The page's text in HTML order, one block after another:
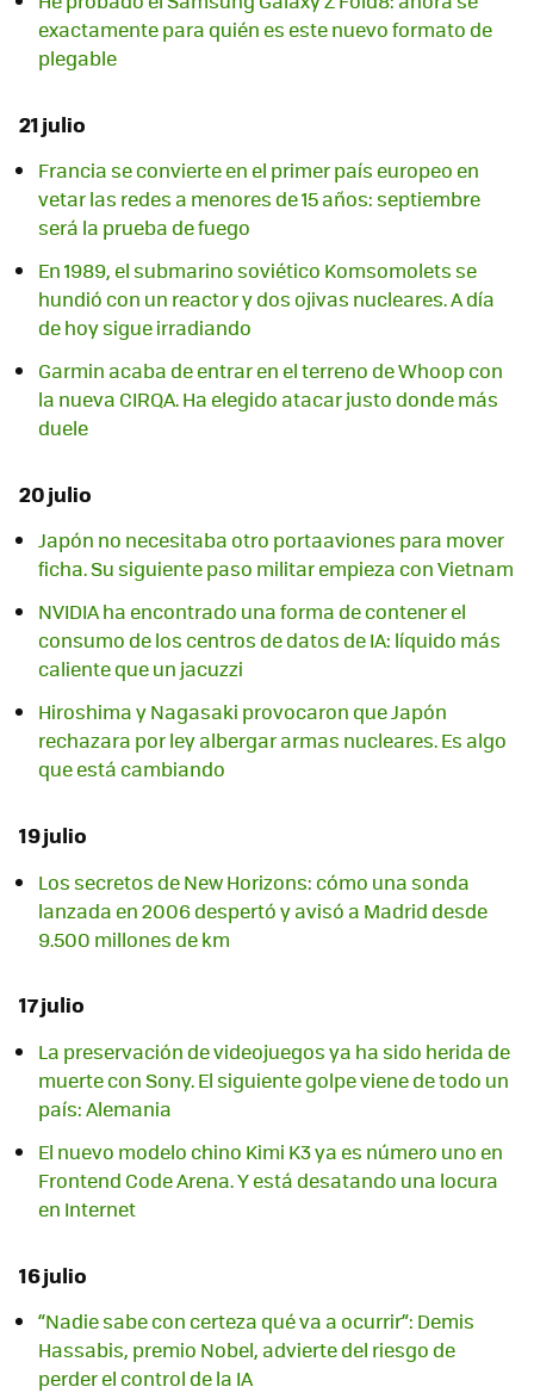
exactamente para quién es este nuevo formato de
plegable
21 julio
Francia se convierte en el primer país europeo en
vetar las redes a menores de 15 años: septiembre
será la prueba de fuego
En 1989, el submarino soviético Komsomolets se
hundió con un reactor y dos ojivas nucleares. A día
de hoy sigue irradiando
Garmin acaba de entrar en el terreno de Whoop con
la nueva CIRQA. Ha elegido atacar justo donde más
duele
20 julio
Japón no necesitaba otro portaaviones para mover
ficha. Su siguiente paso militar empieza con Vietnam
NVIDIA ha encontrado una forma de contener el
consumo de los centros de datos de IA: líquido más
caliente que un jacuzzi
Hiroshima y Nagasaki provocaron que Japón
rechazara por ley albergar armas nucleares. Es algo
que está cambiando
19 julio
Los secretos de New Horizons: cómo una sonda
lanzada en 2006 despertó y avisó a Madrid desde
9.500 millones de km
17 julio
La preservación de videojuegos ya ha sido herida de
muerte con Sony. El siguiente golpe viene de todo un
país: Alemania
El nuevo modelo chino Kimi K3 ya es número uno en
Frontend Code Arena. Y está desatando una locura
en Internet
16 julio
“Nadie sabe con certeza qué va a ocurrir”: Demis
Hassabis, premio Nobel, advierte del riesgo de
perder el control de la IA